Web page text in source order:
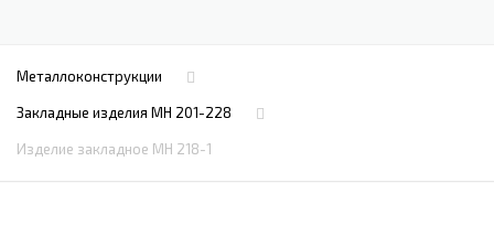
Металлоконструкции
Закладные изделия МН 201-228
Изделие закладное МН 218-1